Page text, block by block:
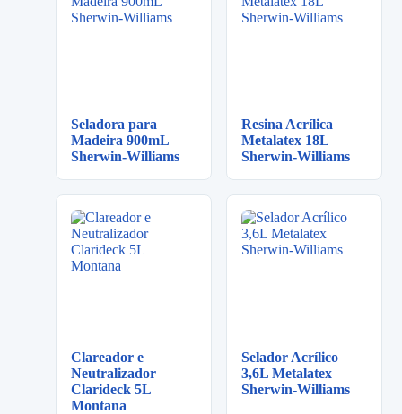
Seladora para
Madeira 900mL
Sherwin-Williams
Resina Acrílica
Metalatex 18L
Sherwin-Williams
Clareador e
Neutralizador
Clarideck 5L
Montana
Selador Acrílico
3,6L Metalatex
Sherwin-Williams